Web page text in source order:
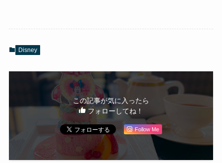
Disney
この記事が気に入ったら
フォローしてね！
Follow Me